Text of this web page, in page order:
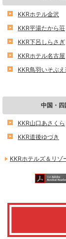
KKRホテル金沢
KKR平湯たから荘
KKR下呂しらさぎ
KKRホテル名古屋
KKR鳥羽いそぶ
中国・四
KKR山口あさくら
KKR道後ゆづき
KKRホテルズ＆リゾ